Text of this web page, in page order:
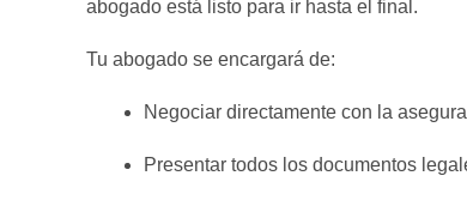
abogado está listo para ir hasta el final.
Tu abogado se encargará de:
Negociar directamente con la
Presentar todos los documentos